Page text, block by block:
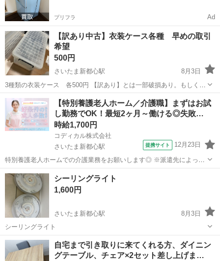
プリフラ Ad
【訳あり中古】衣装ケース各種 早めの取引
希望
500円
さいたま新都心駅
8月3日
3種類の衣装ケース 各500円 【訳あり】とは一部破損あり。もしくは
ローラーが1箇所なし等の為。 サイズは少しずつ違うので確認をお願
いします。。。 中古の為簡単な拭き掃除のみをしてお渡ししますので
ご理解ください。 破...
埼玉 さいたま市 さいたま新都心駅 収納家具 ケース
【特別養護老人ホーム／介護職】まずはお試
し勤務でOK！最短2ヶ月～働ける◎失敗…
時給1,700円
コディカル株式会社
さいたま新都心駅
提携サイト 12月23日
特別養護老人ホームでの介護業務をお願いします◎ ※派遣先によって
業務内容の詳細は異なります。 【業務内容の一例】 ■食事介助 ■入浴
介助 ■排せつ介助 ■生活援助 ■レクリエーション ■介護記録作成 等
「聞いていた内容...
埼玉 さいたま市 さいたま新都心駅
シーリングライト
1,600円
さいたま新都心駅
8月3日
シーリングライト
埼玉 さいたま市 さいたま新都心駅 照明器具
シーリングライト
自宅まで引き取りに来てくれる方、ダイニン
グテーブル、チェア×2セット差し上げま…